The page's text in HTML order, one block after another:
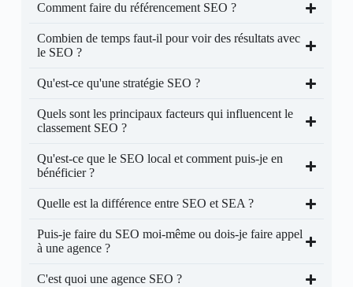
Comment faire du référencement SEO ?
Combien de temps faut-il pour voir des résultats avec
le SEO ?
Qu'est-ce qu'une stratégie SEO ?
Quels sont les principaux facteurs qui influencent le
classement SEO ?
Qu'est-ce que le SEO local et comment puis-je en
bénéficier ?
Quelle est la différence entre SEO et SEA ?
Puis-je faire du SEO moi-même ou dois-je faire appel
à une agence ?
C'est quoi une agence SEO ?